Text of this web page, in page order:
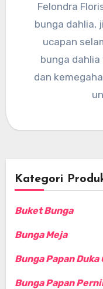
Felondra Florist – Mengambil contoh dari
bunga dahlia,
ucapan
bunga
dan
Kategori
Buket Bunga
Bunga Meja
Bunga Papan Duka
Bunga Papan